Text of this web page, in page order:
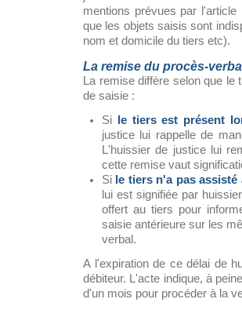
mentions prévues par
que les objets saisis sont
nom et domicile du tiers etc).
La remise du procès-
La remise diffère selon que
de saisie :
Si
le tiers est présent
justice lui rappelle de
L'huissier de justice lui
cette remise vaut
Si le tiers n'a pas
lui est signifiée par
offert au tiers pour
saisie antérieure sur les
verbal.
A l'expiration de ce délai de
débiteur. L'acte indique, à
d'un mois pour procéder à la